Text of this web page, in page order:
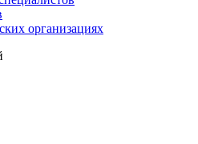
организациях